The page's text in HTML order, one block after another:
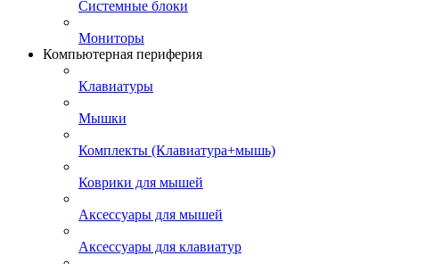
Системные блоки
Мониторы
Компьютерная периферия
Клавиатуры
Мышки
Комплекты (Клавиатура+мышь)
Коврики для мышей
Аксессуары для мышей
Аксессуары для клавиатур